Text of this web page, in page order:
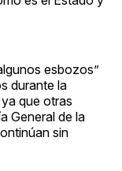
esbozos”
durante la
que otras
General de la
sin